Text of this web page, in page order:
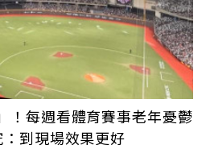
！每週看體育賽事老年憂鬱
到現場效果更好